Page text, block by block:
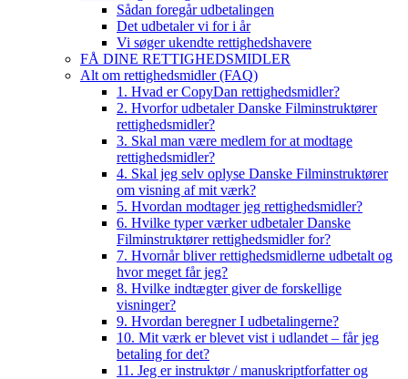
Sådan foregår udbetalingen
Det udbetaler vi for i år
Vi søger ukendte rettighedshavere
FÅ DINE RETTIGHEDSMIDLER
Alt om rettighedsmidler (FAQ)
1. Hvad er CopyDan rettighedsmidler?
2. Hvorfor udbetaler Danske Filminstruktører
rettighedsmidler?
3. Skal man være medlem for at modtage
rettighedsmidler?
4. Skal jeg selv oplyse Danske Filminstruktører
om visning af mit værk?
5. Hvordan modtager jeg rettighedsmidler?
6. Hvilke typer værker udbetaler Danske
Filminstruktører rettighedsmidler for?
7. Hvornår bliver rettighedsmidlerne udbetalt og
hvor meget får jeg?
8. Hvilke indtægter giver de forskellige
visninger?
9. Hvordan beregner I udbetalingerne?
10. Mit værk er blevet vist i udlandet – får jeg
betaling for det?
11. Jeg er instruktør / manuskriptforfatter og